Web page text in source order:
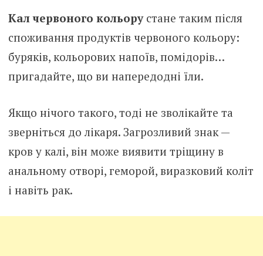
Кал червоного кольорустане таким після
споживання продуктів червоного кольору:
буряків, кольорових напоїв, помідорів…
пригадайте, що ви напередодні їли.
Якщо нічого такого, тоді не зволікайте та
зверніться до лікаря. Загрозливий знак —
кров у калі, він може виявити тріщину в
анальному отворі, геморой, виразковий коліт
і навіть рак.